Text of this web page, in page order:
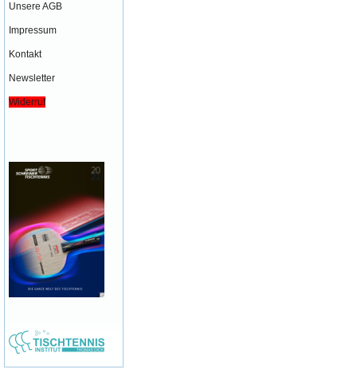
Unsere AGB
Impressum
Kontakt
Newsletter
Widerruf